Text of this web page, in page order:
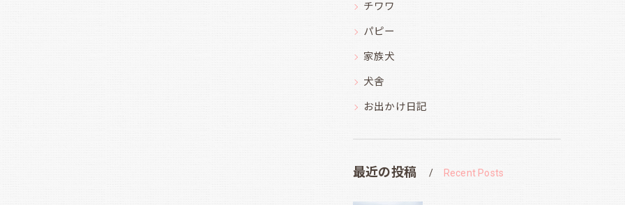
チワワ
パピー
家族犬
犬舎
お出かけ日記
最近の投稿 Recent Posts